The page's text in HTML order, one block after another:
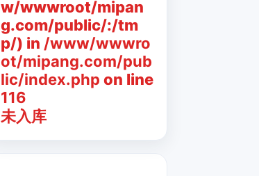
w/wwwroot/mipan
g.com/public/:/tm
p/) in /www/wwwro
ot/mipang.com/pub
lic/index.php on line
116
未入库